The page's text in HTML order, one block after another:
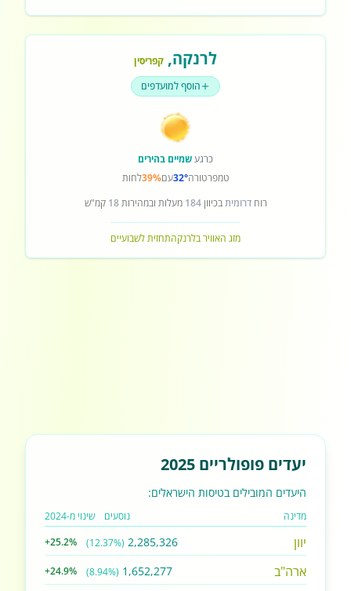
לרנקה, קפריסין
הוסף למועדפים
כרגעשמיים בהירים
טמפרטורה32°עם39%לחות
רוחדרומיתבכיוון184 מעלות ובמהירות18 קמ"ש
מזג האוויר בלרנקהתחזית לשבועיים
יעדים פופולריים 2025
היעדים המובילים בטיסות הישראלים:
מדינה נוסעים שינוי מ-2024
יוון 2,285,326
(12.37%)
+25.2%
ארה"ב 1,652,277
(8.94%)
+24.9%